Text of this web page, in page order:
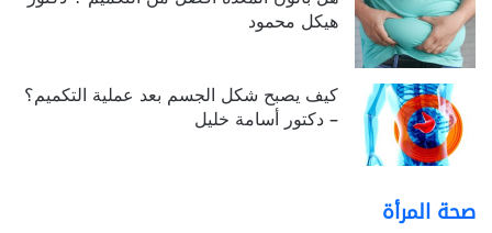
هيكل محمود
كيف يصبح شكل الجسم بعد عملية التكميم؟
– دكتور أسامة خليل
صحة المرأة